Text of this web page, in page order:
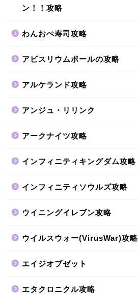
ン！！攻略
わんおぺ寿司攻略
アビスリウムポールの攻略
アルケランド攻略
アンジュ・リリンク
アークナイツ攻略
インフィニティキングダム攻略
インフィニティソウルズ攻略
ウイニングイレブン攻略
ウイルスウォー(VirusWar)攻略
エイジオブゼット
エタクロニクル攻略